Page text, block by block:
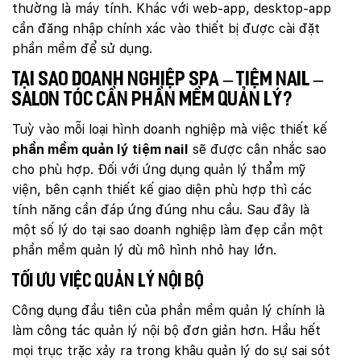
thường là máy tính. Khác với web-app, desktop-app
cần đăng nhập chính xác vào thiết bị được cài đặt
phần mềm để sử dụng.
Tại sao doanh nghiệp Spa – tiệm nail –
salon tóc cần phần mềm quản lý?
Tuỳ vào mỗi loại hình doanh nghiệp mà việc thiết kế
phần mềm quản lý tiệm nail sẽ được cân nhắc sao
cho phù hợp. Đối với ứng dụng quản lý thẩm mỹ
viện, bên cạnh thiết kế giao diện phù hợp thì các
tính năng cần đáp ứng đúng nhu cầu. Sau đây là
một số lý do tại sao doanh nghiệp làm đẹp cần một
phần mềm quản lý dù mô hình nhỏ hay lớn.
Tối ưu việc quản lý nội bộ
Công dụng đầu tiên của phần mềm quản lý chính là
làm công tác quản lý nội bộ đơn giản hơn. Hầu hết
mọi trục trặc xảy ra trong khâu quản lý do sự sai sót